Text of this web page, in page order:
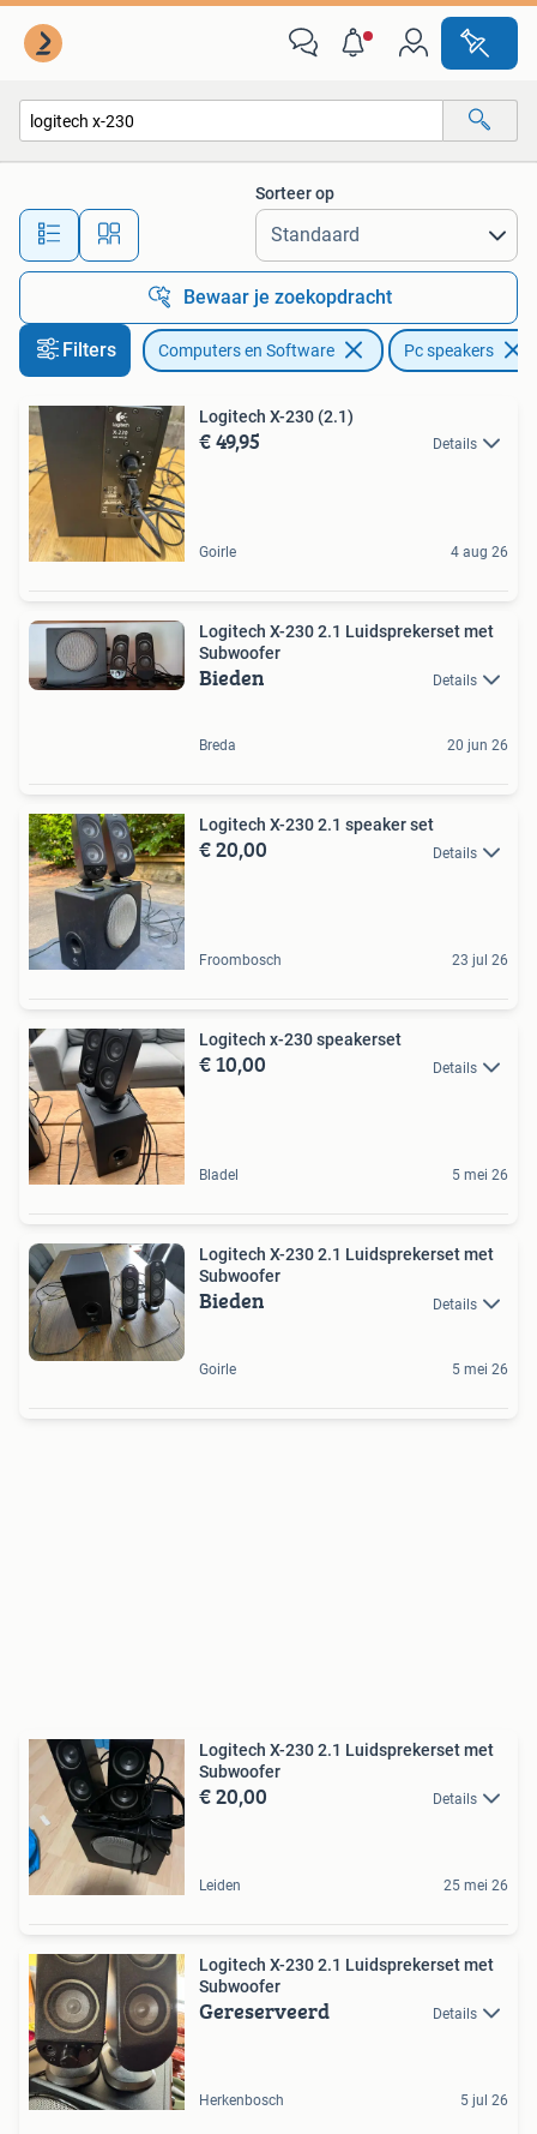
Alle afstanden…
Sorteer op
Bewaar je zoekopdracht
Filters Computers en Software Pc speakers
Logitech X-230 (2.1)
€ 49,95 Details
Goirle 4 aug 26
Logitech X-230 2.1 Luidsprekerset met
Subwoofer
Bieden Details
Breda 20 jun 26
Logitech X-230 2.1 speaker set
€ 20,00 Details
Froombosch 23 jul 26
Logitech x-230 speakerset
€ 10,00 Details
Bladel 5 mei 26
Logitech X-230 2.1 Luidsprekerset met
Subwoofer
Bieden Details
Goirle 5 mei 26
Logitech X-230 2.1 Luidsprekerset met
Subwoofer
€ 20,00 Details
Leiden 25 mei 26
Logitech X-230 2.1 Luidsprekerset met
Subwoofer
Gereserveerd Details
Herkenbosch 5 jul 26